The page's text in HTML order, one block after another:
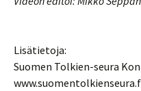
Lisätietoja:
Suomen Tolkien-seura